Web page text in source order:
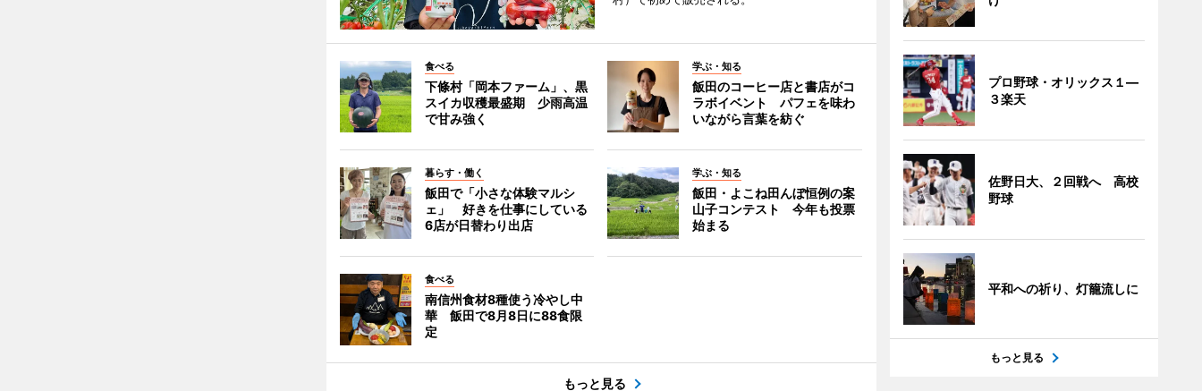
食べる
下條村「岡本ファーム」、黒
スイカ収穫最盛期 少雨高温
で甘み強く
学ぶ・知る
飯田のコーヒー店と書店がコ
ラボイベント パフェを味わ
いながら言葉を紡ぐ
暮らす・働く
飯田で「小さな体験マルシ
ェ」 好きを仕事にしている
6店が日替わり出店
学ぶ・知る
飯田・よこね田んぼ恒例の案
山子コンテスト 今年も投票
始まる
食べる
南信州食材8種使う冷やし中
華 飯田で8月8日に88食限
定
もっと見る
プロ野球・オリックス１―
３楽天
佐野日大、２回戦へ 高校
野球
平和への祈り、灯籠流しに
もっと見る